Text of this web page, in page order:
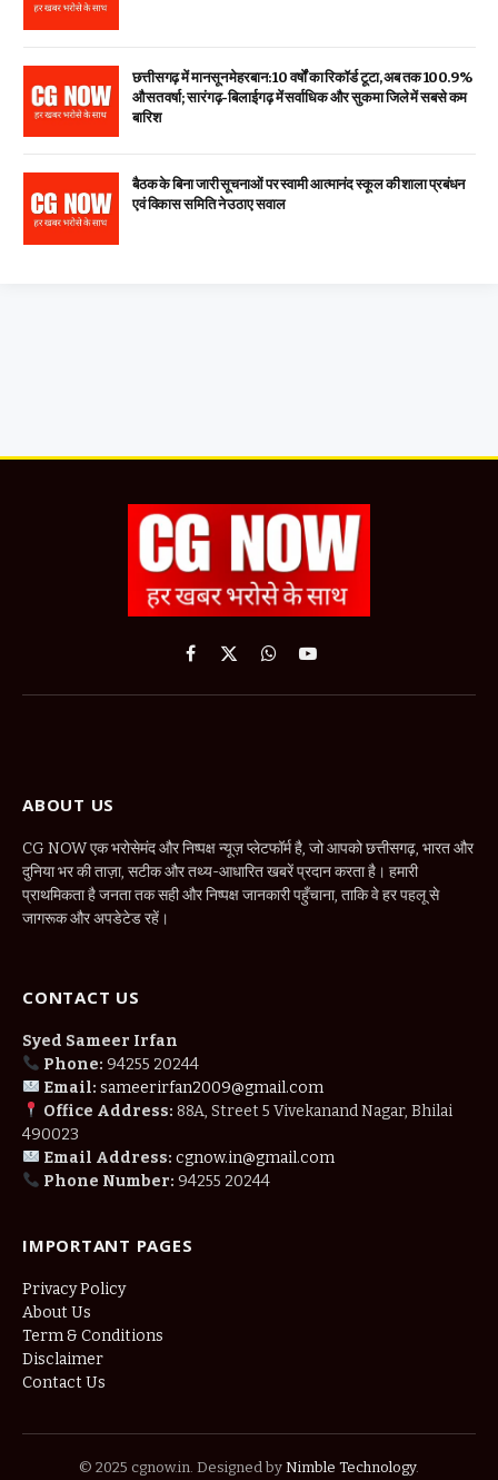
छत्तीसगढ़ में मानसून मेहरबान: 10 वर्षों का रिकॉर्ड टूटा, अब तक 100.9%
औसत वर्षा; सारंगढ़-बिलाईगढ़ में सर्वाधिक और सुकमा जिले में सबसे कम
बारिश
बैठक के बिना जारी सूचनाओं पर स्वामी आत्मानंद स्कूल की शाला प्रबंधन
एवं विकास समिति ने उठाए सवाल
Facebook
X
WhatsApp
YouTube
ABOUT US
CG NOW एक भरोसेमंद और निष्पक्ष न्यूज़ प्लेटफॉर्म है, जो आपको छत्तीसगढ़, भारत और
दुनिया भर की ताज़ा, सटीक और तथ्य-आधारित खबरें प्रदान करता है। हमारी
प्राथमिकता है जनता तक सही और निष्पक्ष जानकारी पहुँचाना, ताकि वे हर पहलू से
जागरूक और अपडेटेड रहें।
CONTACT US
Syed Sameer Irfan
Phone: 94255 20244
Email: sameerirfan2009@gmail.com
Office Address: 88A, Street 5 Vivekanand Nagar, Bhilai
490023
Email Address: cgnow.in@gmail.com
Phone Number: 94255 20244
IMPORTANT PAGES
Privacy Policy
About Us
Term & Conditions
Disclaimer
Contact Us
© 2025 cgnow.in. Designed by Nimble Technology.